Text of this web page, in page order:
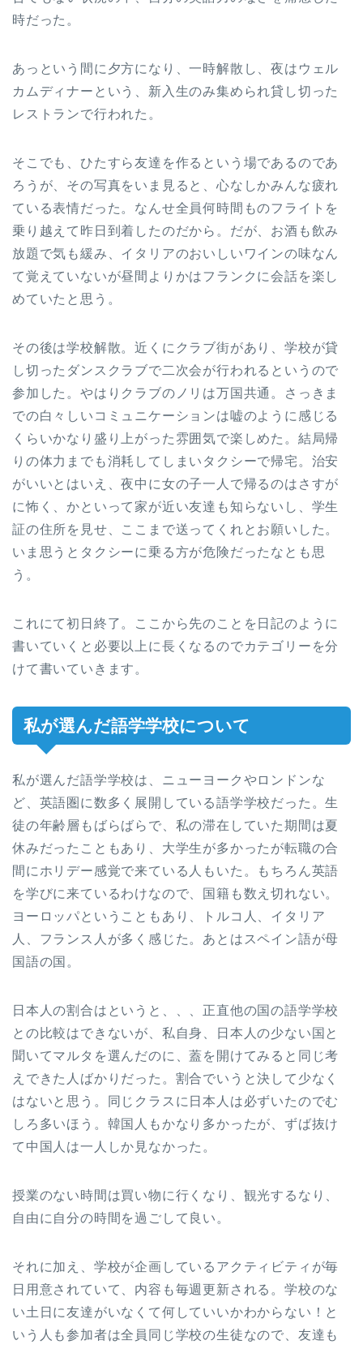
時だった。
あっという間に夕方になり、一時解散し、夜はウェル
カムディナーという、新入生のみ集められ貸し切った
レストランで行われた。
そこでも、ひたすら友達を作るという場であるのであ
ろうが、その写真をいま見ると、心なしかみんな疲れ
ている表情だった。なんせ全員何時間ものフライトを
乗り越えて昨日到着したのだから。だが、お酒も飲み
放題で気も緩み、イタリアのおいしいワインの味なん
て覚えていないが昼間よりかはフランクに会話を楽し
めていたと思う。
その後は学校解散。近くにクラブ街があり、学校が貸
し切ったダンスクラブで二次会が行われるというので
参加した。やはりクラブのノリは万国共通。さっきま
での白々しいコミュニケーションは嘘のように感じる
くらいかなり盛り上がった雰囲気で楽しめた。結局帰
りの体力までも消耗してしまいタクシーで帰宅。治安
がいいとはいえ、夜中に女の子一人で帰るのはさすが
に怖く、かといって家が近い友達も知らないし、学生
証の住所を見せ、ここまで送ってくれとお願いした。
いま思うとタクシーに乗る方が危険だったなとも思
う。
これにて初日終了。ここから先のことを日記のように
書いていくと必要以上に長くなるのでカテゴリーを分
けて書いていきます。
私が選んだ語学学校について
私が選んだ語学学校は、ニューヨークやロンドンな
ど、英語圏に数多く展開している語学学校だった。生
徒の年齢層もばらばらで、私の滞在していた期間は夏
休みだったこともあり、大学生が多かったが転職の合
間にホリデー感覚で来ている人もいた。もちろん英語
を学びに来ているわけなので、国籍も数え切れない。
ヨーロッパということもあり、トルコ人、イタリア
人、フランス人が多く感じた。あとはスペイン語が母
国語の国。
日本人の割合はというと、、、正直他の国の語学学校
との比較はできないが、私自身、日本人の少ない国と
聞いてマルタを選んだのに、蓋を開けてみると同じ考
えできた人ばかりだった。割合でいうと決して少なく
はないと思う。同じクラスに日本人は必ずいたのでむ
しろ多いほう。韓国人もかなり多かったが、ずば抜け
て中国人は一人しか見なかった。
授業のない時間は買い物に行くなり、観光するなり、
自由に自分の時間を過ごして良い。
それに加え、学校が企画しているアクティビティが毎
日用意されていて、内容も毎週更新される。学校のな
い土日に友達がいなくて何していいかわからない！と
いう人も参加者は全員同じ学校の生徒なので、友達も